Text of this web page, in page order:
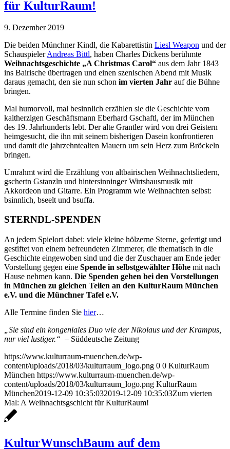
für KulturRaum!
9. Dezember 2019
Die beiden Münchner Kindl, die Kabarettistin Liesl Weapon und der
SchauspielerAndreas Bittl, haben Charles Dickens berühmte
Weihnachtsgeschichte „A Christmas Carol“ aus dem Jahr 1843
ins Bairische übertragen und einen szenischen Abend mit Musik
daraus gemacht, den sie nun schon im vierten Jahr auf die Bühne
bringen.
Mal humorvoll, mal besinnlich erzählen sie die Geschichte vom
kaltherzigen Geschäftsmann Eberhard Gschaftl, der im München
des 19. Jahrhunderts lebt. Der alte Grantler wird von drei Geistern
heimgesucht, die ihn mit seinem bisherigen Dasein konfrontieren
und damit die jahrzehntealten Mauern um sein Herz zum Bröckeln
bringen.
Umrahmt wird die Erzählung von altbairischen Weihnachtsliedern,
gschertn Gstanzln und hintersinninger Wirtshausmusik mit
Akkordeon und Gitarre. Ein Programm wie Weihnachten selbst:
bsinnlich, bseelt und bsuffa.
STERNDL-SPENDEN
An jedem Spielort dabei: viele kleine hölzerne Sterne, gefertigt und
gestiftet von einem befreundeten Zimmerer, die thematisch in die
Geschichte eingewoben sind und die der Zuschauer am Ende jeder
Vorstellung gegen eine Spende in selbstgewählter Höhe mit nach
Hause nehmen kann. Die Spenden gehen bei den Vorstellungen
in München zu gleichen Teilen an den KulturRaum München
e.V. und die Münchner Tafel e.V.
Alle Termine finden Sie hier…
„Sie sind ein kongeniales Duo wie der Nikolaus und der Krampus,
nur viel lustiger.“ – Süddeutsche Zeitung
https://www.kulturraum-muenchen.de/wp-
content/uploads/2018/03/kulturraum_logo.png 0 0 KulturRaum
München https://www.kulturraum-muenchen.de/wp-
content/uploads/2018/03/kulturraum_logo.png KulturRaum
München2019-12-09 10:35:032019-12-09 10:35:03Zum vierten
Mal: A Weihnachtsgschicht für KulturRaum!
KulturWunschBaum auf dem